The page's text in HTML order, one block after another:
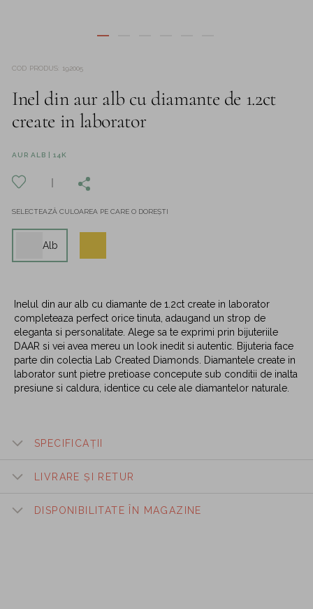
COD PRODUS 192005
Inel din aur alb cu diamante de 1.2ct
create in laborator
AUR ALB | 14K
SELECTEAZĂ CULOAREA PE CARE O DOREȘTI
Alb
Inelul din aur alb cu diamante de 1.2ct create in laborator
completeaza perfect orice tinuta, adaugand un strop de
eleganta si personalitate. Alege sa te exprimi prin bijuteriile
DAAR si vei avea mereu un look inedit si autentic. Bijuteria face
parte din colectia Lab Created Diamonds. Diamantele create in
laborator sunt pietre pretioase concepute sub conditii de inalta
presiune si caldura, identice cu cele ale diamantelor naturale.
SPECIFICAȚII
LIVRARE ȘI RETUR
DISPONIBILITATE ÎN MAGAZINE